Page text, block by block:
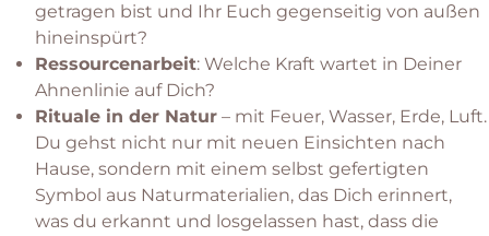
getragen bist und Ihr Euch gegenseitig von außen
hineinspürt?
Ressourcenarbeit: Welche Kraft wartet in Deiner
Ahnenlinie auf Dich?
Rituale in der Natur – mit Feuer, Wasser, Erde, Luft.
Du gehst nicht nur mit neuen Einsichten nach
Hause, sondern mit einem selbst gefertigten
Symbol aus Naturmaterialien, das Dich erinnert,
was du erkannt und losgelassen hast, dass die